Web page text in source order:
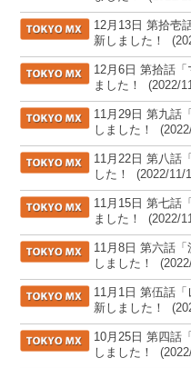
[TOKYO MX]
12月13日 第拾壱
新しました！
[TOKYO MX]
12月6日 第拾話
ました！
(2022/
[TOKYO MX]
11月29日 第九話
しました！
[TOKYO MX]
11月22日 第八話
した！
(2022/11/
[TOKYO MX]
11月15日 第七話
ました！
(2022/
[TOKYO MX]
11月8日 第六話
しました！
[TOKYO MX]
11月1日 第伍話
新しました！
[TOKYO MX]
10月25日 第四話
しました！